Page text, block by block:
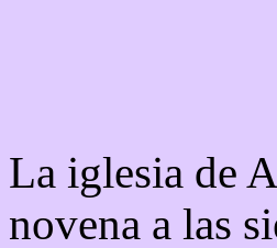
La iglesia de
novena a las